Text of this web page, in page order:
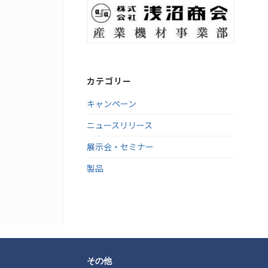
カテゴリー
キャンペーン
ニュースリリース
展示会・セミナー
製品
その他